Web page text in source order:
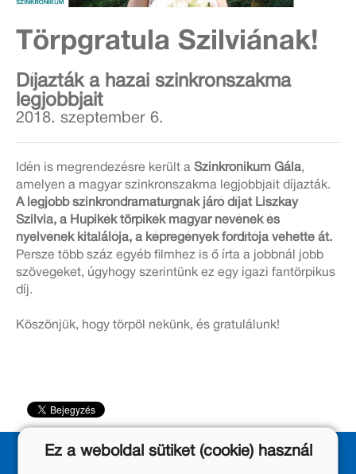
Törpgratula Szilviának!
Díjazták a hazai szinkronszakma
legjobbjait
2018. szeptember 6.
Idén is megrendezésre került a Szinkronikum Gála,
amelyen a magyar szinkronszakma legjobbjait díjazták.
A legjobb szinkrondramaturgnak járó díjat Liszkay
Szilvia, a Hupikék törpikék magyar nevének és
nyelvének kitalálója, a képregények fordítója vehette át.
Persze több száz egyéb filmhez is ő írta a jobbnál jobb
szövegeket, úgyhogy szerintünk ez egy igazi fantörpikus
díj.
Köszönjük, hogy törpöl nekünk, és gratulálunk!
Ez a weboldal sütiket (cookie) használ